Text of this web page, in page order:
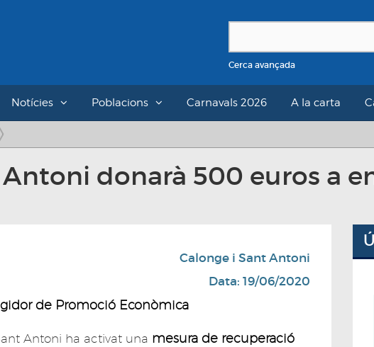
Cerca avançada
Notícies Poblacions Carnavals 2026 A la carta
donarà 500 euros a
Calonge i Sant Antoni
Data: 19/06/2020
de Promoció Econòmica
Antoni ha activat una mesura de recuperació